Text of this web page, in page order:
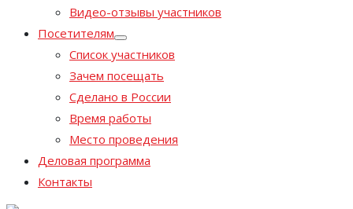
Видео-отзывы участников
Посетителям
Список участников
Зачем посещать
Сделано в России
Время работы
Место проведения
Деловая программа
Контакты